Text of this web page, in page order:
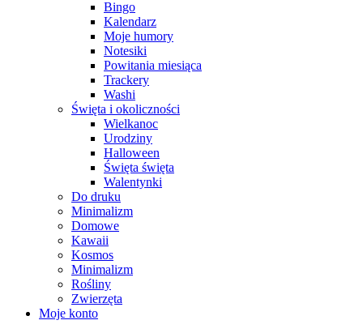
Bingo
Kalendarz
Moje humory
Notesiki
Powitania miesiąca
Trackery
Washi
Święta i okoliczności
Wielkanoc
Urodziny
Halloween
Święta święta
Walentynki
Do druku
Minimalizm
Domowe
Kawaii
Kosmos
Minimalizm
Rośliny
Zwierzęta
Moje konto